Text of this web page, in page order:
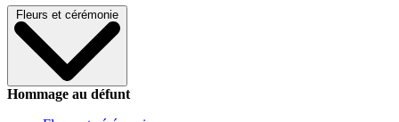
Fleurs et cérémonie
Hommage au défunt